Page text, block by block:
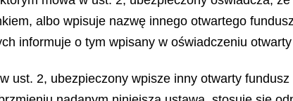
albo wpisuje nazwę innego otwartego
informuje o tym wpisany w oświadczeniu
ust. 2, ubezpieczony wpisze inny otwarty